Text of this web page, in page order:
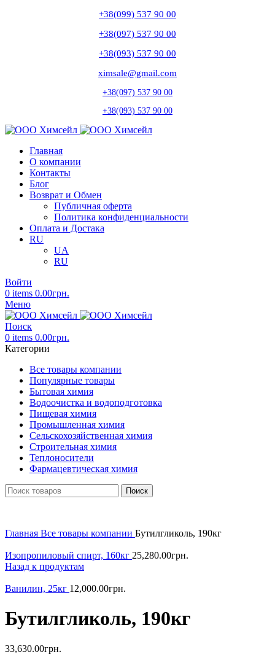
+38(099) 537 90 00
+38(097) 537 90 00
+38(093) 537 90 00
ximsale@gmail.com
+38(097) 537 90 00
+38(093) 537 90 00
Главная
О компании
Контакты
Блог
Возврат и Обмен
Публичная оферта
Политика конфиденциальности
Оплата и Достака
RU
UA
RU
Войти
0 items 0.00грн.
Меню
Поиск
0 items 0.00грн.
Категории
Все товары компании
Популярные товары
Бытовая химия
Водоочистка и водоподготовка
Пищевая химия
Промышленная химия
Сельскохозяйственная химия
Строительная химия
Теплоносители
Фармацевтическая химия
Поиск
Главная Все товары компании Бутилгликоль, 190кг
Изопропиловый спирт, 160кг 25,280.00грн.
Назад к продуктам
Ванилин, 25кг 12,000.00грн.
Бутилгликоль, 190кг
33,630.00грн.